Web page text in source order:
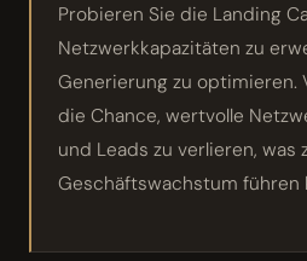
Probieren Sie die Landing
Netzwerkkapazitäten zu
Generierung zu optimieren.
die Chance, wertvolle
und Leads zu verlieren, was
Geschäftswachstum führen